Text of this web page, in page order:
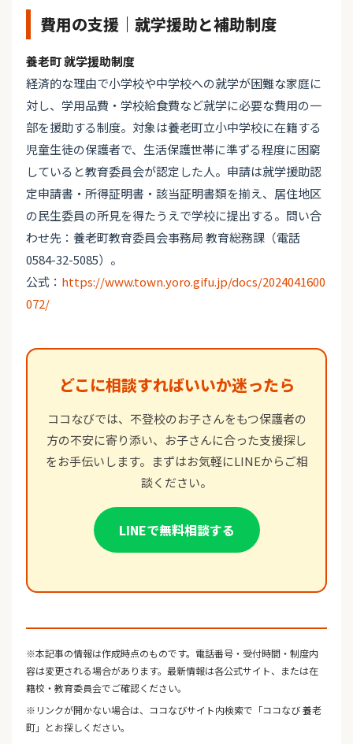
費用の支援｜就学援助と補助制度
養老町 就学援助制度
経済的な理由で小学校や中学校への就学が困難な家庭に
対し、学用品費・学校給食費など就学に必要な費用の一
部を援助する制度。対象は養老町立小中学校に在籍する
児童生徒の保護者で、生活保護世帯に準ずる程度に困窮
していると教育委員会が認定した人。申請は就学援助認
定申請書・所得証明書・該当証明書類を揃え、居住地区
の民生委員の所見を得たうえで学校に提出する。問い合
わせ先：養老町教育委員会事務局 教育総務課（電話
0584-32-5085）。
公式： https://www.town.yoro.gifu.jp/docs/2024041600
072/
どこに相談すればいいか迷ったら
ココなびでは、不登校のお子さんをもつ保護者の
方の不安に寄り添い、お子さんに合った支援探し
をお手伝いします。まずはお気軽にLINEからご相
談ください。
LINEで無料相談する
※本記事の情報は作成時点のものです。電話番号・受付時間・制度内
容は変更される場合があります。最新情報は各公式サイト、または在
籍校・教育委員会でご確認ください。
※リンクが開かない場合は、ココなびサイト内検索で「ココなび 養老
町」とお探しください。